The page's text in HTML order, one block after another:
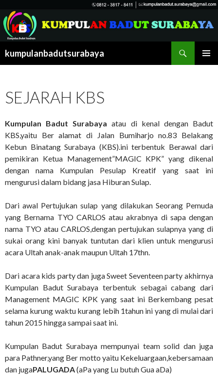
kumpulanbadutsurabaya
SEJARAH KBS
Kumpulan Badut Surabaya atau di kenal dengan Badut
KBS,yaitu Ber alamat di Jalan Bumiharjo no.83 Belakang
Kebun Binatang Surabaya (KBS).ini terbentuk Berawal dari
pemikiran Ketua Management”MAGIC KPK” yang dikenal
dengan nama Kumpulan Pesulap Kreatif yang saat ini
mengurusi dalam bidang jasa Hiburan Sulap.
Dari awal Pertujukan sulap yang dilakukan Seorang Pemuda
yang Bernama TYO CARLOS atau akrabnya di sapa dengan
nama TYO atau CARLOS,dengan pertujukan sulapnya yang di
sukai orang kini banyak tuntutan dari klien untuk mengurusi
acara Ultah anak-anak maupun Ultah 17thn.
Dari acara kids party dan juga Sweet Seventeen party akhirnya
Kumpulan Badut Surabaya terbentuk sebagai cabang dari
Management MAGIC KPK yang saat ini Berkembang pesat
selama kurung waktu kurang lebih 1tahun ini yang di mulai dari
tahun 2015 hingga sampai saat ini.
Kumpulan Badut Surabaya mempunyai team solid dan juga
para Pathner,yang Ber motto yaitu Kekeluargaan,kebersamaan
dan jugaPALUGADA(aPa yang Lu butuh Gua aDa)